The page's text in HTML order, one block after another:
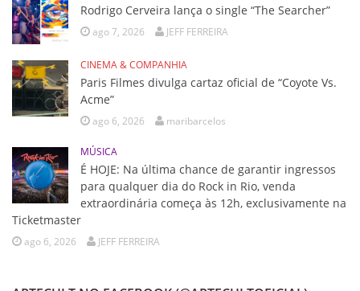
Rodrigo Cerveira lança o single “The Searcher”
ago 7, 2026 JEFF FERREIRA
CINEMA & COMPANHIA
Paris Filmes divulga cartaz oficial de “Coyote Vs.
Acme”
ago 6, 2026 maribarcelos
MÚSICA
É HOJE: Na última chance de garantir ingressos
para qualquer dia do Rock in Rio, venda
extraordinária começa às 12h, exclusivamente na
Ticketmaster
ago 6, 2026 JEFF FERREIRA